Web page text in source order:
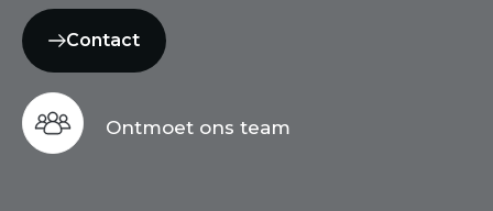
Contact
Ontmoet ons team